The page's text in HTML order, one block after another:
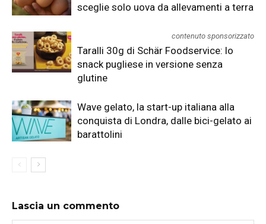
sceglie solo uova da allevamenti a terra
contenuto sponsorizzato
Taralli 30g di Schär Foodservice: lo
snack pugliese in versione senza
glutine
Wave gelato, la start-up italiana alla
conquista di Londra, dalle bici-gelato ai
barattolini
Lascia un commento